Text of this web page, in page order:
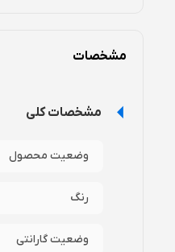
مشخصات
مشخصات کلی
وضعیت محصول
رنگ
وضعیت گارانتی